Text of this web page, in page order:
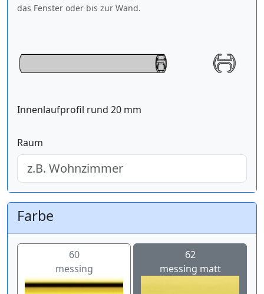
das Fenster oder bis zur Wand.
Innenlaufprofil rund 20 mm
Raum
Farbe
60
messing
62
messing matt